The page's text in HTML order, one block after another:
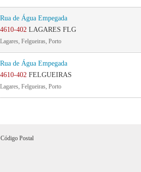
Rua de Água Empegada
4610-402 LAGARES FLG
Lagares, Felgueiras, Porto
Rua de Água Empegada
4610-402 FELGUEIRAS
Lagares, Felgueiras, Porto
Postal